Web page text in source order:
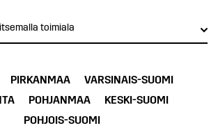
toimiala
PIRKANMAA
VARSINAIS-SUOMI
POHJANMAA
KESKI-SUOMI
POHJOIS-SUOMI